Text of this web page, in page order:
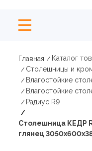
Главная
Каталог
Столешницы и
Влагостойкие
Влагостойкие
Радиус R9
Столешница КЕДР
глянец